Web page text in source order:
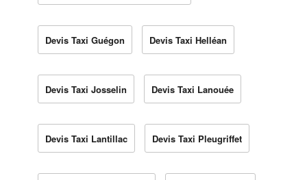
Devis Taxi Guégon Devis Taxi Helléan
Devis Taxi Josselin Devis Taxi Lanouée
Devis Taxi Lantillac Devis Taxi Pleugriffet